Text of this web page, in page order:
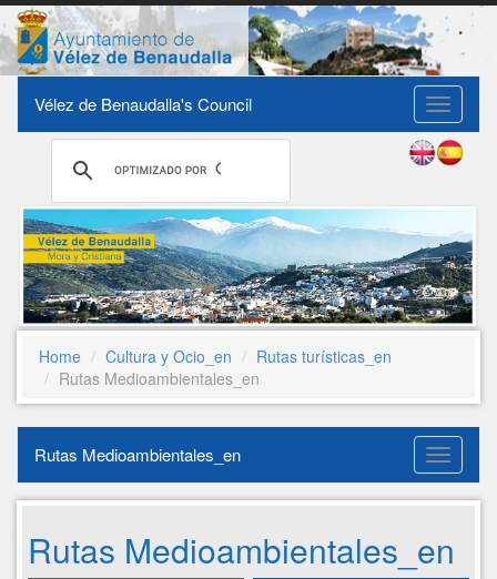
Toggle
Vélez de Benaudalla's Council
Home Cultura y Ocio_en
Rutas turísticas_en
Rutas Medioambientales_en
Rutas
Rutas Medioambientales_en
Rutas Medioambientales_en